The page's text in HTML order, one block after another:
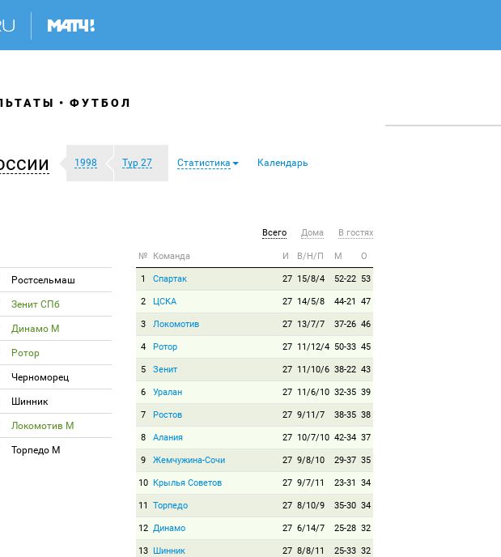
ФУТБОЛ
1998 Тур 27 Статистика Календарь
Ростсельмаш
Зенит СПб
Динамо М
Ротор
Черноморец
Шинник
Локомотив М
Торпедо М
Всего Дома В гостях
№ Команда И В/Н/П М О
1 Спартак 27 15/8/4 52-22 53
2 ЦСКА 27 14/5/8 44-21 47
3 Локомотив 27 13/7/7 37-26 46
4 Ротор 27 11/12/4 50-33 45
5 Зенит 27 11/10/6 38-22 43
6 Уралан 27 11/6/10 32-35 39
7 Ростов 27 9/11/7 38-35 38
8 Алания 27 10/7/10 42-34 37
9 Жемчужина-Сочи 27 9/8/10 29-37 35
10 Крылья Советов 27 9/7/11 23-31 34
11 Торпедо 27 8/10/9 35-30 34
12 Динамо 27 6/14/7 25-28 32
13 Шинник 27 8/8/11 25-33 32